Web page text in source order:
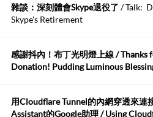
布丁布丁吃布丁
今天又有遇到可能會用到規劃求解的場
布丁布丁吃布丁:
kage好像也可以下載整個網站 感謝分
Anonymous:
雜談：深刻體會Skype退役了 / Talk:
Skype's Retirement
感謝抖內！布丁光明燈上線 / Thanks
Donation! Pudding Luminous
用Cloudflare Tunnel的內網穿透來連
Assistant的Google助理 / Using